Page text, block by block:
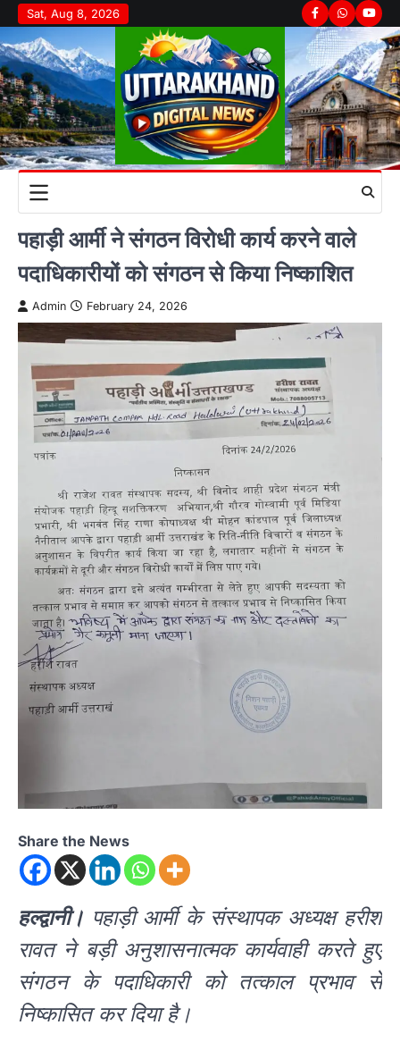
Skip
to
content
Sat, Aug 8, 2026 Facebook
Whatsapp
पहाड़ी आर्मी ने संगठन विरोधी कार्य करने वाले
पदाधिकारीयों को संगठन से किया निष्काशित
Admin February 24, 2026
Share the News
हल्द्वानी। पहाड़ी आर्मी के संस्थापक अध्यक्ष हरीश
रावत ने बड़ी अनुशासनात्मक कार्यवाही करते हुए
संगठन के पदाधिकारी को तत्काल प्रभाव से
निष्कासित कर दिया है।